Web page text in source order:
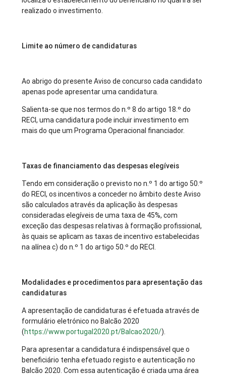
realizado o investimento.
Limite ao número de candidaturas
Ao abrigo do presente Aviso de concurso cada candidato
apenas pode apresentar uma candidatura.
Salienta-se que nos termos do n.º 8 do artigo 18.º do
RECI, uma candidatura pode incluir investimento em
mais do que um Programa Operacional financiador.
Taxas de financiamento das despesas elegíveis
Tendo em consideração o previsto no n.º 1 do artigo 50.º
do RECI, os incentivos a conceder no âmbito deste Aviso
são calculados através da aplicação às despesas
consideradas elegíveis de uma taxa de 45%, com
exceção das despesas relativas à formação profissional,
às quais se aplicam as taxas de incentivo estabelecidas
na alínea c) do n.º 1 do artigo 50.º do RECI.
Modalidades e procedimentos para apresentação das
candidaturas
A apresentação de candidaturas é efetuada através de
formulário eletrónico no Balcão 2020
(https://www.portugal2020.pt/Balcao2020/).
Para apresentar a candidatura é indispensável que o
beneficiário tenha efetuado registo e autenticação no
Balcão 2020. Com essa autenticação é criada uma área